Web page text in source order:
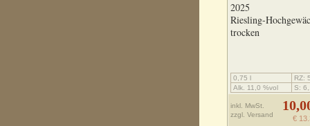
2025
Riesling-
trocken
0,75 l
RZ:
Alk. 11,0 %vol
S:
inkl. MwSt.
zzgl. Versand €